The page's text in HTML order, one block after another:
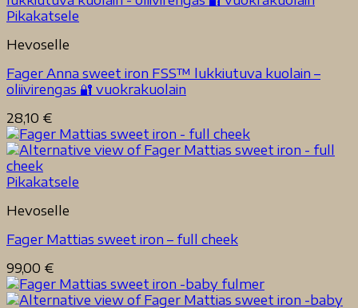
Pikakatsele
Hevoselle
Fager Anna sweet iron FSS™ lukkiutuva kuolain –
oliivirengas 🔐 vuokrakuolain
28,10 €
Pikakatsele
Hevoselle
Fager Mattias sweet iron – full cheek
99,00 €